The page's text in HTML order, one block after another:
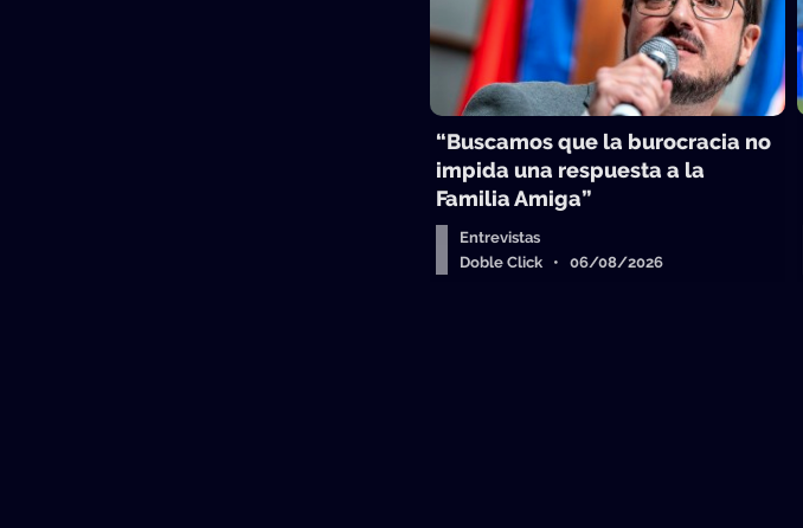
“Buscamos que la burocracia no
impida una respuesta a la
Familia Amiga”
Entrevistas
Doble Click • 06/08/2026